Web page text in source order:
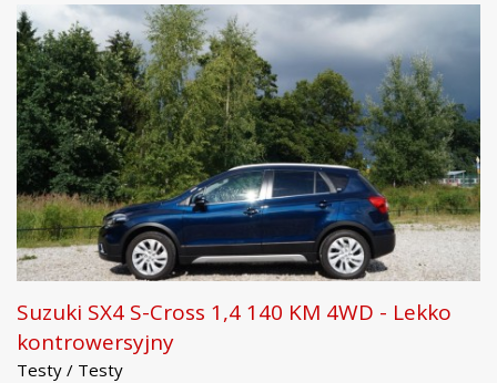
Suzuki SX4 S-Cross 1,4 140 KM 4WD - Lekko
kontrowersyjny
Testy / Testy